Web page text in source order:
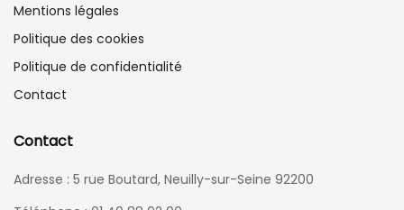
Mentions légales
Politique des cookies
Politique de confidentialité
Contact
Contact
Adresse : 5 rue Boutard, Neuilly-sur-Seine 92200